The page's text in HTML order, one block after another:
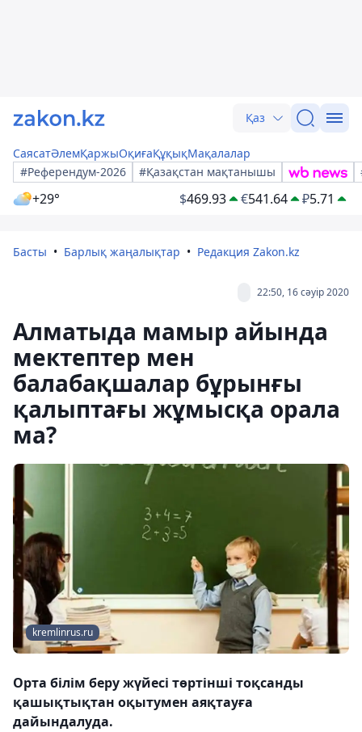
Қаз
СаясатӘлемҚаржыОқиғаҚұқықМақалалар
#Референдум-2026
#Қазақстан мақтанышы
+29° $469.93 €541.64 ₽5.71
Басты Барлық жаңалықтар Редакция Zakon.kz
22:50, 16 сәуір 2020
Алматыда мамыр айында
мектептер мен
балабақшалар бұрынғы
қалыптағы жұмысқа орала
ма?
kremlinrus.ru
Орта білім беру жүйесі төртінші тоқсанды
қашықтықтан оқытумен аяқтауға
дайындалуда.